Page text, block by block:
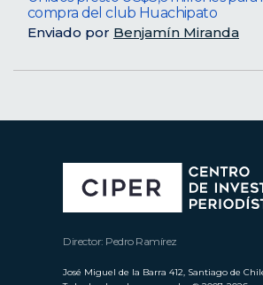
compra del club Huachipato
Enviado por Benjamín Miranda
Director: Pedro Ramírez
José Miguel de la Barra 412, Santiago de